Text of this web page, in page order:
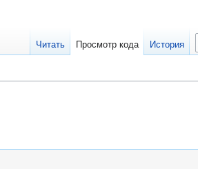
Читать Просмотр кода История